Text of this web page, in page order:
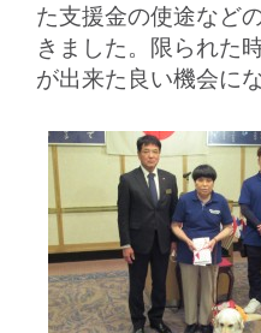
た支援金の使途など
きました。限られた
が出来た良い機会に